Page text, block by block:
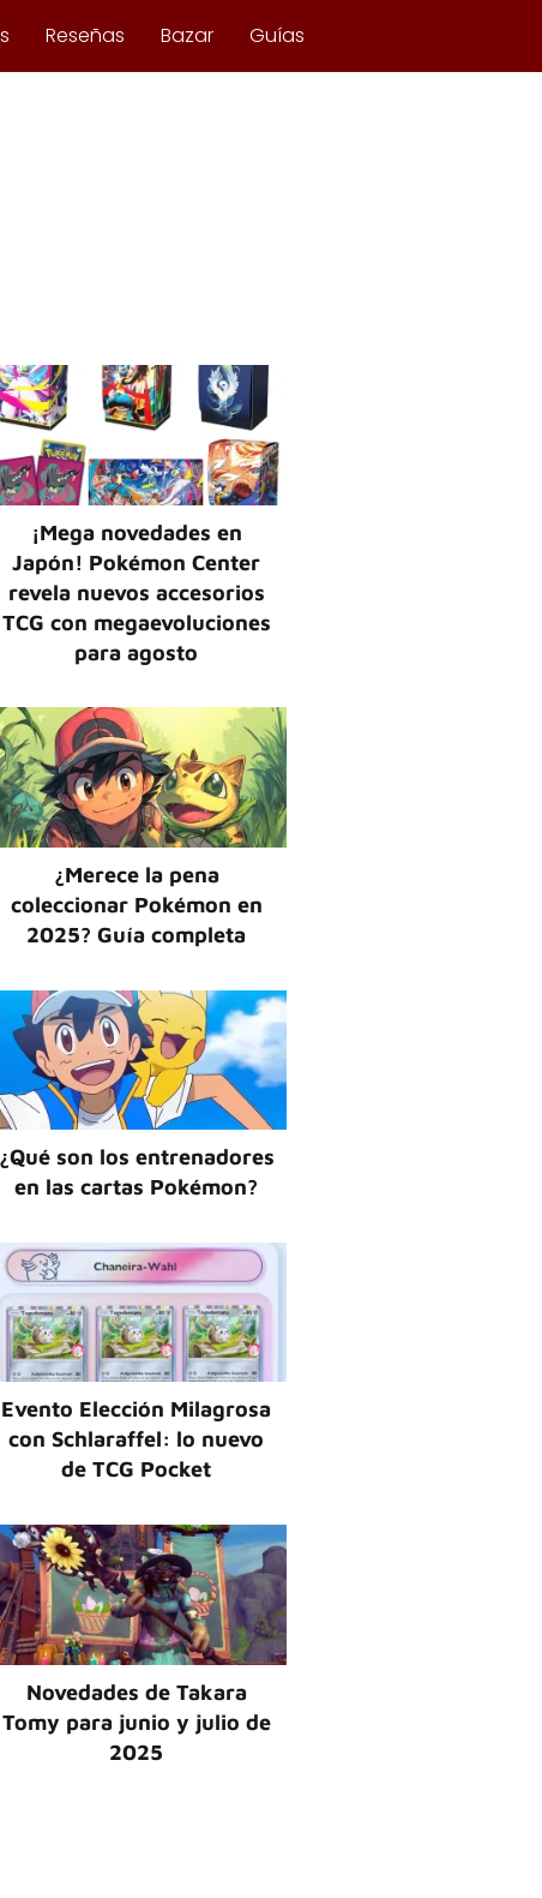
Reseñas Bazar Guías
¡Mega novedades en
Japón! Pokémon Center
revela nuevos accesorios
TCG con megaevoluciones
para agosto
¿Merece la pena
coleccionar Pokémon en
2025? Guía completa
¿Qué son los entrenadores
en las cartas Pokémon?
Evento Elección Milagrosa
con Schlaraffel: lo nuevo
de TCG Pocket
Novedades de Takara
Tomy para junio y julio de
2025